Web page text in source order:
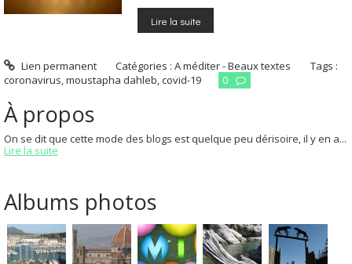
Lire la suite
Lien permanent Catégories :A méditer - Beaux textes
Tags :
coronavirus,moustapha dahleb,covid-19 0
À propos
On se dit que cette mode des blogs est quelque peu dérisoire, il y en a...
Lire la suite
Albums photos